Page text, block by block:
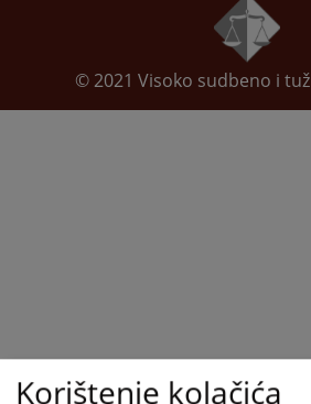
© 2021 Visoko sudbeno i
Korištenje kolačića